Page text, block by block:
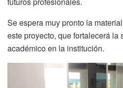
Se espera muy pronto la
este proyecto, que fortalecerá la
académico en la institución.